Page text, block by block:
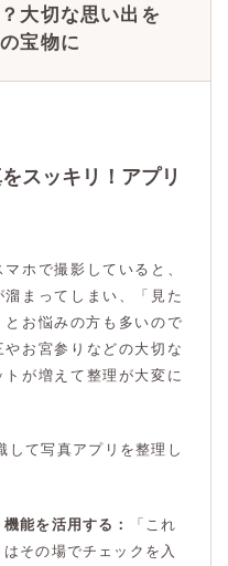
大切な思い出を
宝物に
スッキリ！アプリ
ホで撮影していると、
まってしまい、「見た
お悩みの方も多いので
お宮参りなどの大切な
が増えて整理が大変に
して写真アプリを整理し
能を活用する：
「これ
その場でチェックを入